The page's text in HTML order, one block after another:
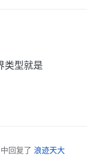
类型就是
回复了 浪迹天大